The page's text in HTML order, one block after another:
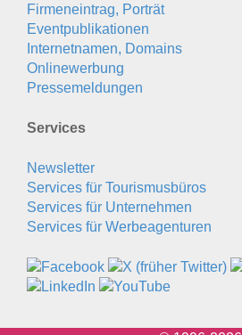
Firmeneintrag, Porträt
Eventpublikationen
Internetnamen, Domains
Onlinewerbung
Pressemeldungen
Services
Newsletter
Services für Tourismusbüros
Services für Unternehmen
Services für Werbeagenturen